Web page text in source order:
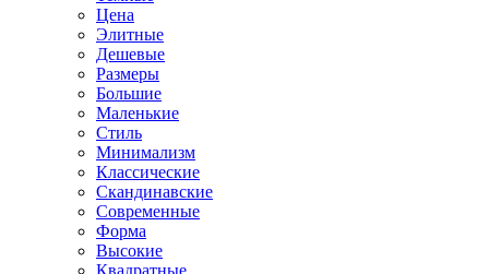
Цена
Элитные
Дешевые
Размеры
Большие
Маленькие
Стиль
Минимализм
Классические
Скандинавские
Современные
Форма
Высокие
Квадратные